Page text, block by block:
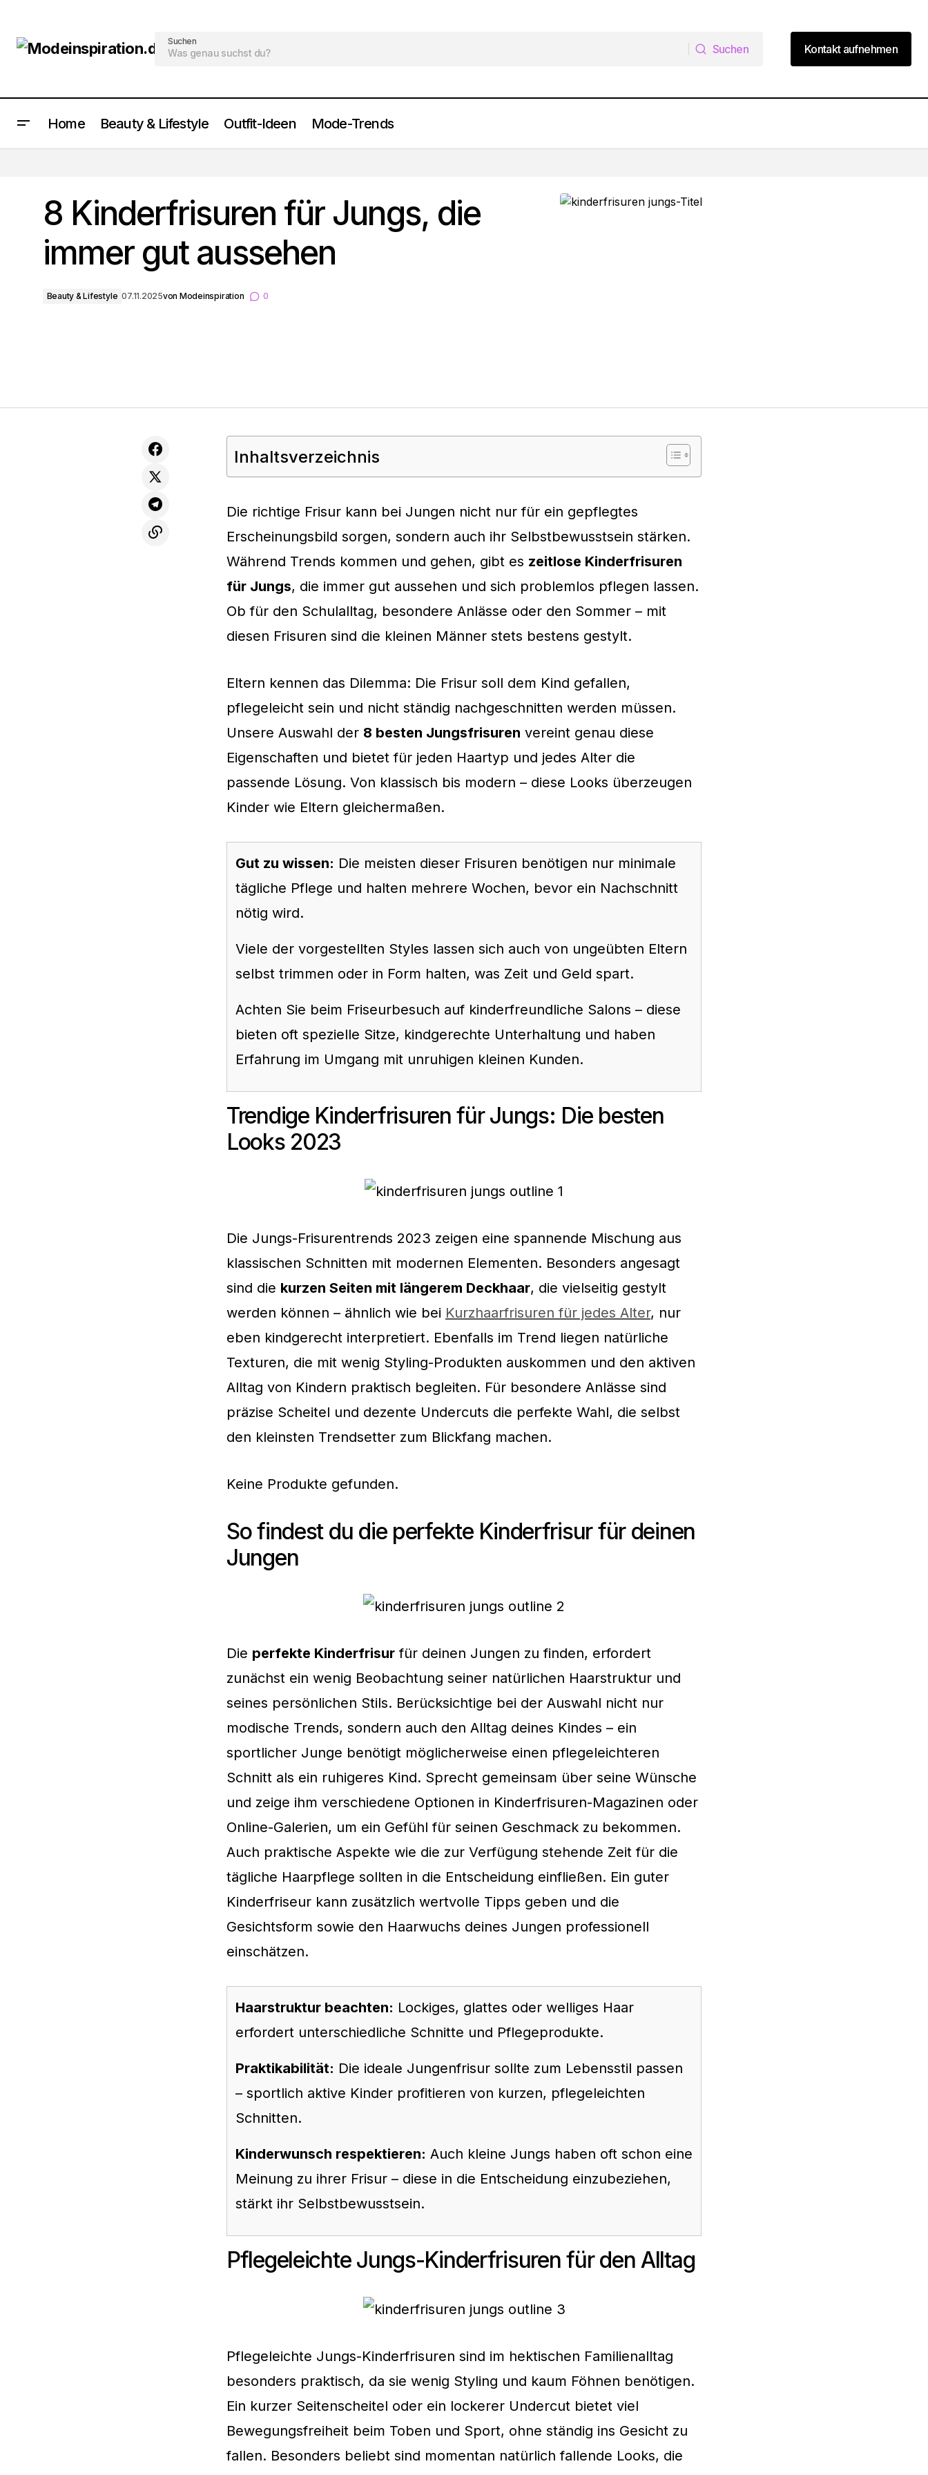
Suchen
Suchen
Kontakt aufnehmen
Kontakt aufnehmen
Home Beauty & Lifestyle Outfit-Ideen Mode-Trends
8 Kinderfrisuren für Jungs, die
immer gut aussehen
Beauty & Lifestyle 07.11.2025von Modeinspiration 0
Inhaltsverzeichnis
Die richtige Frisur kann bei Jungen nicht nur für ein gepflegtes
Erscheinungsbild sorgen, sondern auch ihr Selbstbewusstsein stärken.
Während Trends kommen und gehen, gibt es zeitlose Kinderfrisuren
für Jungs, die immer gut aussehen und sich problemlos pflegen lassen.
Ob für den Schulalltag, besondere Anlässe oder den Sommer – mit
diesen Frisuren sind die kleinen Männer stets bestens gestylt.
Eltern kennen das Dilemma: Die Frisur soll dem Kind gefallen,
pflegeleicht sein und nicht ständig nachgeschnitten werden müssen.
Unsere Auswahl der 8 besten Jungsfrisuren vereint genau diese
Eigenschaften und bietet für jeden Haartyp und jedes Alter die
passende Lösung. Von klassisch bis modern – diese Looks überzeugen
Kinder wie Eltern gleichermaßen.
Gut zu wissen: Die meisten dieser Frisuren benötigen nur minimale
tägliche Pflege und halten mehrere Wochen, bevor ein Nachschnitt
nötig wird.
Viele der vorgestellten Styles lassen sich auch von ungeübten Eltern
selbst trimmen oder in Form halten, was Zeit und Geld spart.
Achten Sie beim Friseurbesuch auf kinderfreundliche Salons – diese
bieten oft spezielle Sitze, kindgerechte Unterhaltung und haben
Erfahrung im Umgang mit unruhigen kleinen Kunden.
Trendige Kinderfrisuren für Jungs: Die besten
Looks 2023
Die Jungs-Frisurentrends 2023 zeigen eine spannende Mischung aus
klassischen Schnitten mit modernen Elementen. Besonders angesagt
sind die kurzen Seiten mit längerem Deckhaar, die vielseitig gestylt
werden können – ähnlich wie bei Kurzhaarfrisuren für jedes Alter, nur
eben kindgerecht interpretiert. Ebenfalls im Trend liegen natürliche
Texturen, die mit wenig Styling-Produkten auskommen und den aktiven
Alltag von Kindern praktisch begleiten. Für besondere Anlässe sind
präzise Scheitel und dezente Undercuts die perfekte Wahl, die selbst
den kleinsten Trendsetter zum Blickfang machen.
Keine Produkte gefunden.
So findest du die perfekte Kinderfrisur für deinen
Jungen
Die perfekte Kinderfrisur für deinen Jungen zu finden, erfordert
zunächst ein wenig Beobachtung seiner natürlichen Haarstruktur und
seines persönlichen Stils. Berücksichtige bei der Auswahl nicht nur
modische Trends, sondern auch den Alltag deines Kindes – ein
sportlicher Junge benötigt möglicherweise einen pflegeleichteren
Schnitt als ein ruhigeres Kind. Sprecht gemeinsam über seine Wünsche
und zeige ihm verschiedene Optionen in Kinderfrisuren-Magazinen oder
Online-Galerien, um ein Gefühl für seinen Geschmack zu bekommen.
Auch praktische Aspekte wie die zur Verfügung stehende Zeit für die
tägliche Haarpflege sollten in die Entscheidung einfließen. Ein guter
Kinderfriseur kann zusätzlich wertvolle Tipps geben und die
Gesichtsform sowie den Haarwuchs deines Jungen professionell
einschätzen.
Haarstruktur beachten: Lockiges, glattes oder welliges Haar
erfordert unterschiedliche Schnitte und Pflegeprodukte.
Praktikabilität: Die ideale Jungenfrisur sollte zum Lebensstil passen
– sportlich aktive Kinder profitieren von kurzen, pflegeleichten
Schnitten.
Kinderwunsch respektieren: Auch kleine Jungs haben oft schon eine
Meinung zu ihrer Frisur – diese in die Entscheidung einzubeziehen,
stärkt ihr Selbstbewusstsein.
Pflegeleichte Jungs-Kinderfrisuren für den Alltag
Pflegeleichte Jungs-Kinderfrisuren sind im hektischen Familienalltag
besonders praktisch, da sie wenig Styling und kaum Föhnen benötigen.
Ein kurzer Seitenscheitel oder ein lockerer Undercut bietet viel
Bewegungsfreiheit beim Toben und Sport, ohne ständig ins Gesicht zu
fallen. Besonders beliebt sind momentan natürlich fallende Looks, die